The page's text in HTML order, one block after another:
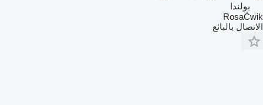
بولندا
RosaĆwik
الاتصال بالبائع